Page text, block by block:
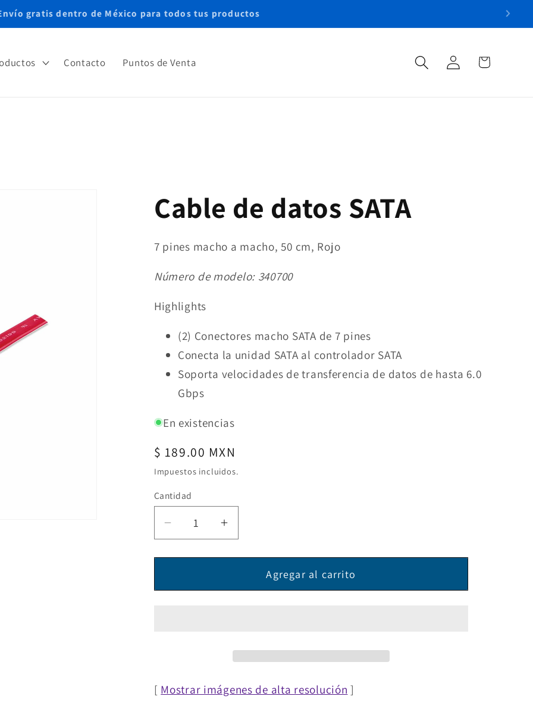
gratis dentro de México para todos tus productos
Contacto Puntos de Venta
Iniciar
sesión
Carrito
Cable de datos SATA
7 pines macho a macho, 50 cm, Rojo
Número de modelo: 340700
Highlights
(2) Conectores macho SATA de 7 pines
Conecta la unidad SATA al controlador SATA
Soporta velocidades de transferencia de datos de hasta 6.0
Gbps
En existencias
Precio
habitual
$ 189.00 MXN
Impuestos incluidos.
Cantidad
Reducir
para
de
Aumentar
para
de
Agregar al carrito
[ Mostrar imágenes de alta resolución ]